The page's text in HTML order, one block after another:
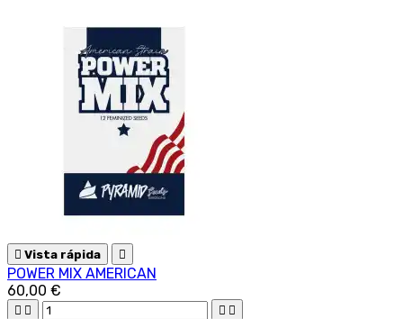
 Vista rápida 
POWER MIX AMERICAN
60,00 €
   